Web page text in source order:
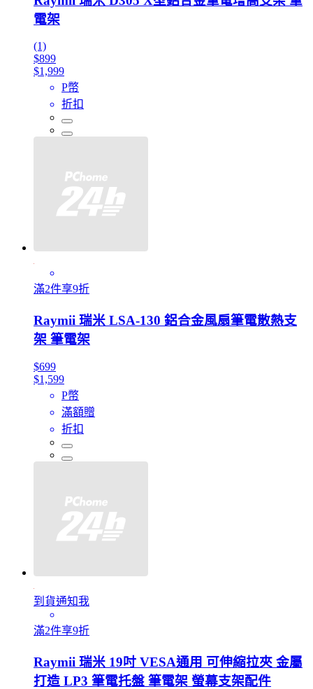
電架
(1)
$899
$1,999
P幣
折扣
滿2件享9折
Raymii 瑞米 LSA-130 鋁合金風扇筆電散熱支
架 筆電架
$699
$1,599
P幣
滿額贈
折扣
到貨通知我
滿2件享9折
Raymii 瑞米 19吋 VESA通用 可伸縮拉夾 金屬
打造 LP3 筆電托盤 筆電架 螢幕支架配件